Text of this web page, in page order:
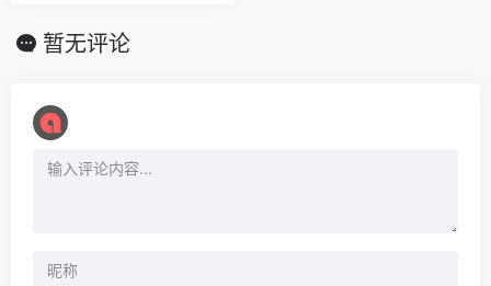
暂无评论